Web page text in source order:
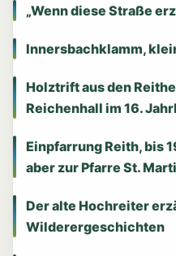
„Wenn diese Straße
Innersbachklamm,
Holztrift aus den
Reichenhall im 16.
Einpfarrung Reith, bis
aber zur Pfarre St.
Der alte Hochreiter
Wilderergeschichten